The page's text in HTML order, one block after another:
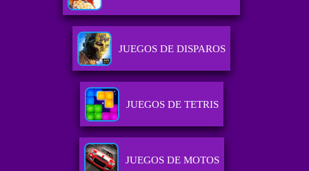
JUEGOS DE DISPAROS
JUEGOS DE TETRIS
JUEGOS DE MOTOS